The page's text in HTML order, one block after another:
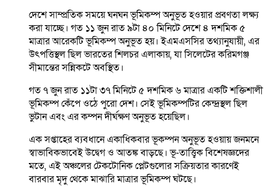
দেশে সাম্প্রতিক সময়ে ঘনঘন ভূমিকম্প অনুভূত হওয়ার প্রবণতা লক্ষ্য
করা যাচ্ছে। গত ১১ জুন রাত ৯টা ৪০ মিনিটে দেশে ৪ দশমিক ৫
মাত্রার আরেকটি ভূমিকম্প অনুভূত হয়। ইএমএসসির তথ্যানুযায়ী, এর
উৎপত্তিস্থল ছিল ভারতের শিলচর এলাকায়, যা সিলেটের করিমগঞ্জ
সীমান্তের সন্নিকটে অবস্থিত।
গত ৭ জুন রাত ১১টা ৩৭ মিনিটে ৫ দশমিক ৬ মাত্রার একটি শক্তিশালী
ভূমিকম্প কেঁপে ওঠে পুরো দেশ। সেই ভূমিকম্পটির কেন্দ্রস্থল ছিল
ভুটান এবং এর কম্পন দীর্ঘক্ষণ অনুভূত হয়েছিল।
এক সপ্তাহের ব্যবধানে একাধিকবার ভূকম্পন অনুভূত হওয়ায় জনমনে
স্বাভাবিকভাবেই উদ্বেগ ও আতঙ্ক বাড়ছে। ভূ-তাত্ত্বিক বিশেষজ্ঞদের
মতে, এই অঞ্চলের টেকটোনিক প্লেটগুলোর সক্রিয়তার কারণেই
বারবার মৃদু থেকে মাঝারি মাত্রার ভূমিকম্প ঘটছে।